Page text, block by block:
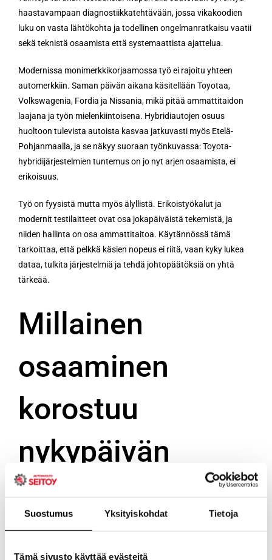
Suostumus Yksityiskohdat Tietoja
Tämä sivusto käyttää evästeitä
haastavampaan diagnostiikkatehtävään, jossa vikakoodien
luku on vasta lähtökohta ja todellinen ongelmanratkaisu vaatii
sekä teknistä osaamista että systemaattista ajattelua.
Modernissa monimerkkikorjaamossa työ ei rajoitu yhteen
automerkkiin. Saman päivän aikana käsitellään Toyotaa,
Volkswagenia, Fordia ja Nissania, mikä pitää ammattitaidon
laajana ja työn mielenkiintoisena. Hybridiautojen osuus
huoltoon tulevista autoista kasvaa jatkuvasti myös Etelä-
Pohjanmaalla, ja se näkyy suoraan työnkuvassa: Toyota-
hybridijärjestelmien tuntemus on jo nyt arjen osaamista, ei
erikoisuus.
Työ on fyysistä mutta myös älyllistä. Erikoistyökalut ja
modernit testilaitteet ovat osa jokapäiväistä tekemistä, ja
niiden hallinta on osa ammattitaitoa. Käytännössä tämä
tarkoittaa, että pelkkä käsien nopeus ei riitä, vaan kyky lukea
dataa, tulkita järjestelmiä ja tehdä johtopäätöksiä on yhtä
tärkeää.
Millainen
osaaminen
korostuu
nykypäivän
autohuollossa
Autoalan osaaminen on jakautunut kahteen kerrokseen, jotka